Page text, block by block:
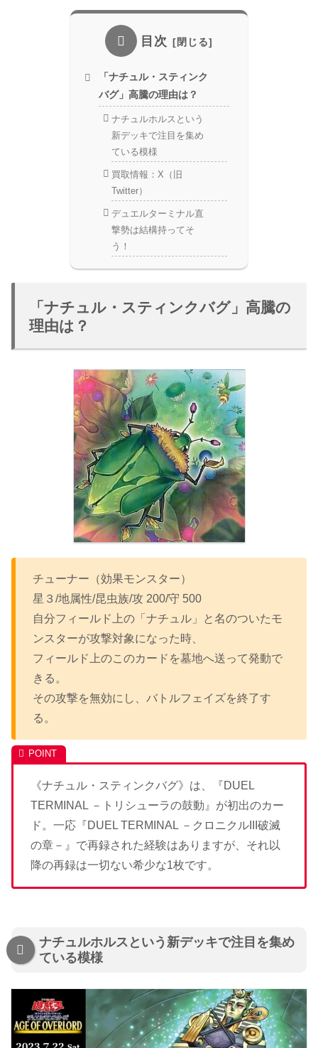
目次
「ナチュル・スティンク
バグ」高騰の理由は？
ナチュルホルスという
新デッキで注目を集め
ている模様
買取情報：X（旧
Twitter）
デュエルターミナル直
撃勢は結構持ってそ
う！
「ナチュル・スティンクバグ」高騰の
理由は？
チューナー（効果モンスター）
星３/地属性/昆虫族/攻 200/守 500
自分フィールド上の「ナチュル」と名のついたモ
ンスターが攻撃対象になった時、
フィールド上のこのカードを墓地へ送って発動で
きる。
その攻撃を無効にし、バトルフェイズを終了す
る。
《ナチュル・スティンクバグ》は、『DUEL
TERMINAL －トリシューラの鼓動』が初出のカー
ド。一応『DUEL TERMINAL －クロニクルIII破滅
の章－』で再録された経験はありますが、それ以
降の再録は一切ない希少な1枚です。
ナチュルホルスという新デッキで注目を集め
ている模様